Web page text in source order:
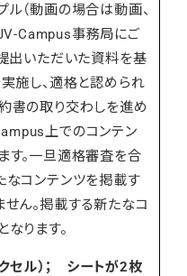
（動画の場合は動画、
Campus事務局にご
出いただいた資料を基
施し、適格と認められ
書の取り交わしを進め
上でのコンテン
す。一旦適格審査を合
なコンテンツを掲載す
ん。掲載する新たなコ
ります。
セル）； シートが2枚